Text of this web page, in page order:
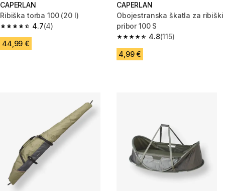
CAPERLAN
Ribiška torba 100 (20 l)
4.7
4.7 od 5 zvezdic from 4 ocene
(4)
44,99 €
CAPERLAN
Obojestranska škatla za ribiški
pribor 100 S
4.8
4.8 od 5 zvezdic from 115
(115)
4,99 €